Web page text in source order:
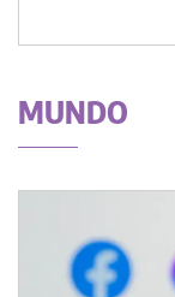
MUNDO